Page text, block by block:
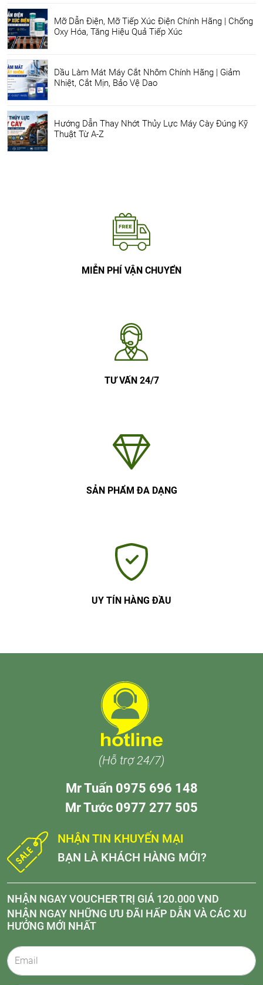
Mỡ Dẫn Điện, Mỡ Tiếp Xúc Điện Chính Hãng | Chống
Oxy Hóa, Tăng Hiệu Quả Tiếp Xúc
Dầu Làm Mát Máy Cắt Nhôm Chính Hãng | Giảm
Nhiệt, Cắt Mịn, Bảo Vệ Dao
Hướng Dẫn Thay Nhớt Thủy Lực Máy Cày Đúng Kỹ
Thuật Từ A-Z
MIỄN PHÍ VẬN CHUYỂN
TƯ VẤN 24/7
SẢN PHẨM ĐA DẠNG
UY TÍN HÀNG ĐẦU
(Hỗ trợ 24/7)
Mr Tuấn 0975 696 148
Mr Tước 0977 277 505
NHẬN TIN KHUYẾN MẠI
BẠN LÀ KHÁCH HÀNG MỚI?
NHẬN NGAY VOUCHER TRỊ GIÁ 120.000 VND
NHẬN NGAY NHỮNG ƯU ĐÃI HẤP DẪN VÀ CÁC XU
HƯỚNG MỚI NHẤT